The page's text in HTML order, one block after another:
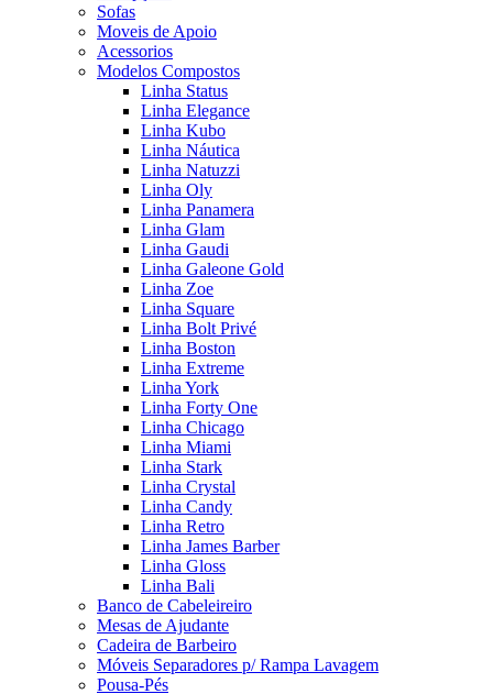
Sofas
Moveis de Apoio
Acessorios
Modelos Compostos
Linha Status
Linha Elegance
Linha Kubo
Linha Náutica
Linha Natuzzi
Linha Oly
Linha Panamera
Linha Glam
Linha Gaudi
Linha Galeone Gold
Linha Zoe
Linha Square
Linha Bolt Privé
Linha Boston
Linha Extreme
Linha York
Linha Forty One
Linha Chicago
Linha Miami
Linha Stark
Linha Crystal
Linha Candy
Linha Retro
Linha James Barber
Linha Gloss
Linha Bali
Banco de Cabeleireiro
Mesas de Ajudante
Cadeira de Barbeiro
Móveis Separadores p/ Rampa Lavagem
Pousa-Pés